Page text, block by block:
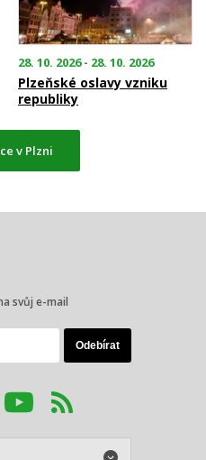
28. 10. 2026 - 28. 10. 2026
Plzeňské oslavy vzniku
republiky
v Plzni
svůj e-mail